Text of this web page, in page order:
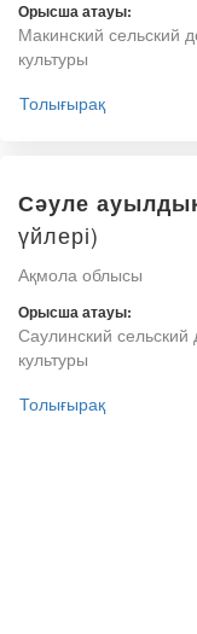
Орысша атауы:
Макинский сельский
культуры
Толығырақ
Сәуле
үйлері)
Ақмола облысы
Орысша атауы:
Саулинский сельский
культуры
Толығырақ